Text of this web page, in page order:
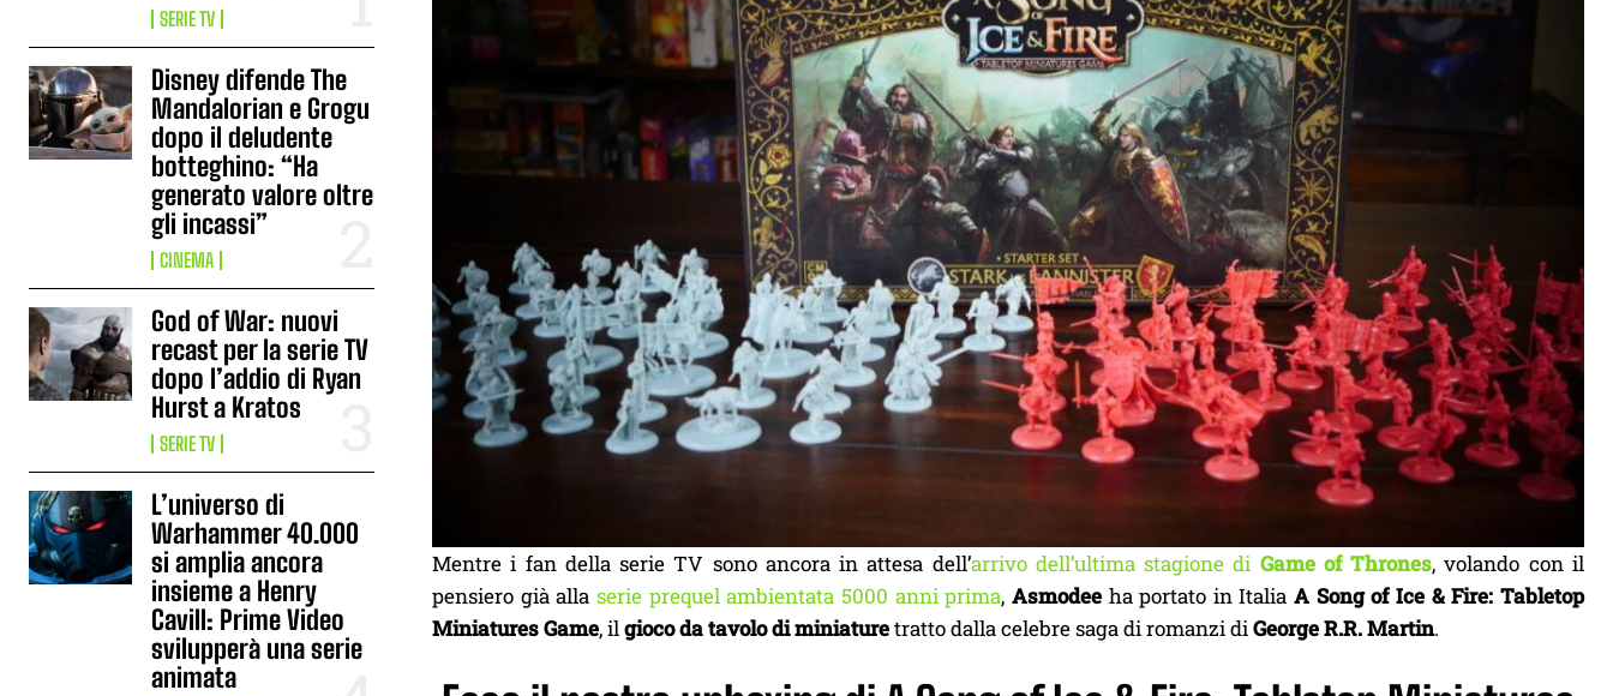
SERIE TV
Disney difende The
Mandalorian e Grogu
dopo il deludente
botteghino: “Ha
generato valore oltre
gli incassi”
CINEMA
God of War: nuovi
recast per la serie TV
dopo l’addio di Ryan
Hurst a Kratos
SERIE TV
L’universo di
Warhammer 40.000
si amplia ancora
insieme a Henry
Cavill: Prime Video
svilupperà una serie
animata
Mentre i fan della serie TV sono ancora in attesa dell’arrivo dell’ultima stagione di Game of Thrones, volando con il
pensiero già alla serie prequel ambientata 5000 anni prima, Asmodee ha portato in ItaliaA Song of Ice & Fire: Tabletop
Miniatures Game, ilgioco da tavolo di miniaturetratto dalla celebre saga di romanzi diGeorge R.R. Martin.